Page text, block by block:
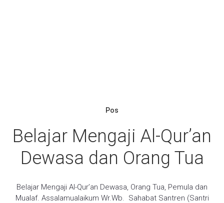
Pos
Belajar Mengaji Al-Qur’an
Dewasa dan Orang Tua
Belajar Mengaji Al-Qur’an Dewasa, Orang Tua, Pemula dan
Mualaf. Assalamualaikum Wr.Wb. Sahabat Santren (Santri